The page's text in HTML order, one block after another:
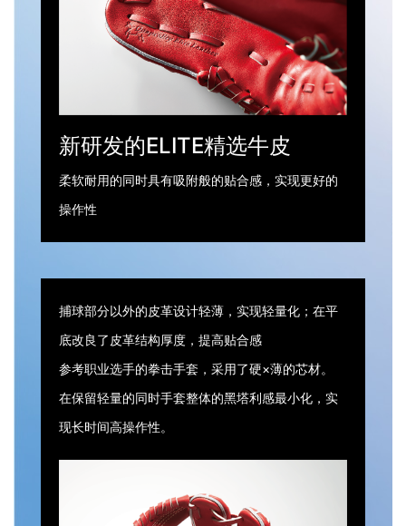
新研发的ELITE精选牛皮
柔软耐用的同时具有吸附般的贴合感，实现更好的
操作性
捕球部分以外的皮革设计轻薄，实现轻量化；在平
底改良了皮革结构厚度，提高贴合感
参考职业选手的拳击手套，采用了硬×薄的芯材。
在保留轻量的同时手套整体的黑塔利感最小化，实
现长时间高操作性。